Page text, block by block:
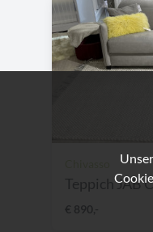
Teppich JAB
€ 890,-